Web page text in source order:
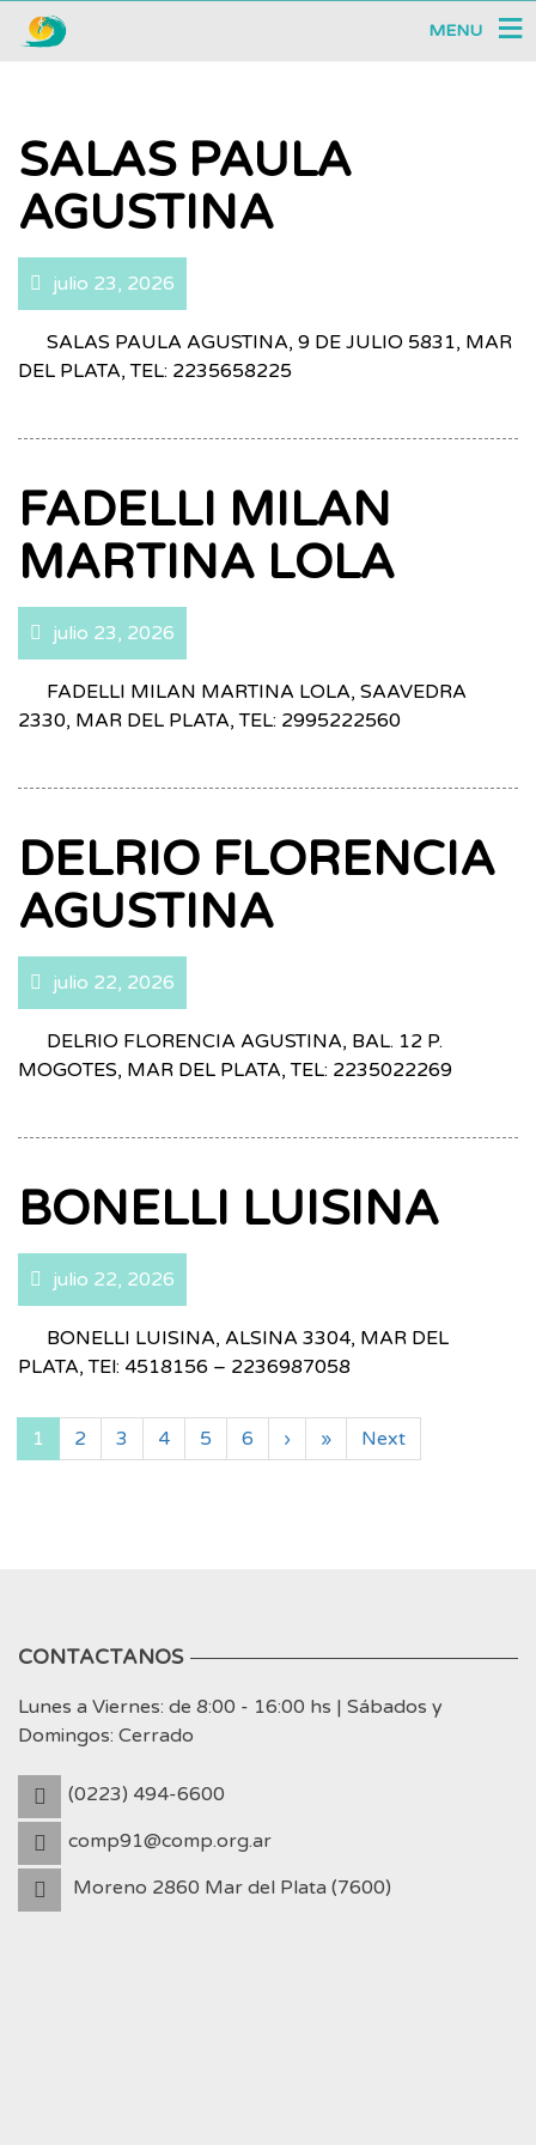
MENU
SALAS PAULA
AGUSTINA
julio 23, 2026
SALAS PAULA AGUSTINA, 9 DE JULIO 5831, MAR
DEL PLATA, TEL: 2235658225
FADELLI MILAN
MARTINA LOLA
julio 23, 2026
FADELLI MILAN MARTINA LOLA, SAAVEDRA
2330, MAR DEL PLATA, TEL: 2995222560
DELRIO FLORENCIA
AGUSTINA
julio 22, 2026
DELRIO FLORENCIA AGUSTINA, BAL. 12 P.
MOGOTES, MAR DEL PLATA, TEL: 2235022269
BONELLI LUISINA
julio 22, 2026
BONELLI LUISINA, ALSINA 3304, MAR DEL
PLATA, TEl: 4518156 – 2236987058
1 2 3 4 5 6 › » Next
CONTACTANOS
Lunes a Viernes: de 8:00 - 16:00 hs | Sábados y
Domingos: Cerrado
(0223) 494-6600
comp91@comp.org.ar
Moreno 2860 Mar del Plata (7600)